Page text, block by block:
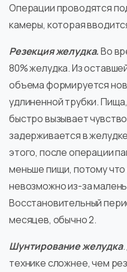
Операции проводятся
камеры, которая
Резекция желудка.Во
80% желудка. Из
объема формируется
удлиненной трубки.
быстро вызывает
задерживается в
этого, после операции
меньше пищи, потому
невозможно из-за
Восстановительный
месяцев, обычно 2.
Шунтирование желудка
технике сложнее, чем